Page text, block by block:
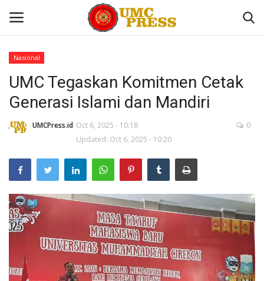
Home
Contact
Sekolah
Tokoh Kita
Nasional
Internasional
Nasional
UMC Tegaskan Komitmen Cetak
Generasi Islami dan Mandiri
UMCPress.id Oct 6, 2025 - 10:18
Updated: Oct 6, 2025 - 10:20
0